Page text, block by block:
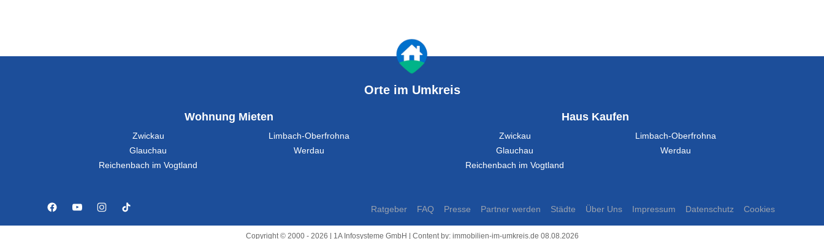
Orte im Umkreis
Wohnung Mieten
Zwickau
Limbach-Oberfrohna
Glauchau
Werdau
Reichenbach im Vogtland
Haus Kaufen
Zwickau
Limbach-Oberfrohna
Glauchau
Werdau
Reichenbach im Vogtland
Ratgeber FAQ Presse Partner werden Städte Über Uns Impressum Datenschutz Cookies
Copyright © 2000 - 2026 | 1A Infosysteme GmbH | Content by: immobilien-im-umkreis.de 08.08.2026